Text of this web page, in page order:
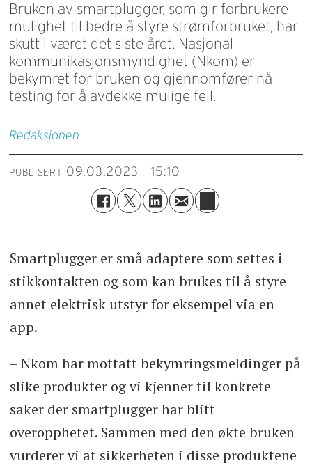
Bruken av smartplugger, som gir forbrukere
mulighet til bedre å styre strømforbruket, har
skutt i været det siste året. Nasjonal
kommunikasjonsmyndighet (Nkom) er
bekymret for bruken og gjennomfører nå
testing for å avdekke mulige feil.
Redaksjonen
PUBLISERT 09.03.2023 - 15:10
Smartplugger er små adaptere som settes i
stikkontakten og som kan brukes til å styre
annet elektrisk utstyr for eksempel via en
app.
– Nkom har mottatt bekymringsmeldinger på
slike produkter og vi kjenner til konkrete
saker der smartplugger har blitt
overopphetet. Sammen med den økte bruken
vurderer vi at sikkerheten i disse produktene